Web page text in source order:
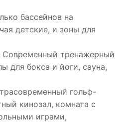
бассейнов на
детские, и зоны для
Современный тренажерный
для бокса и йоги, сауна,
гольф-
кинозал, комната с
играми,